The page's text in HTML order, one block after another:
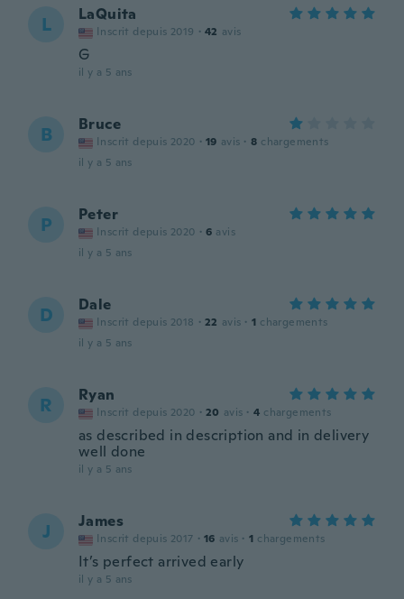
L LaQuita
Inscrit depuis 2019 · 42 avis
G
il y a 5 ans
B Bruce
Inscrit depuis 2020 · 19 avis · 8 chargements
il y a 5 ans
P Peter
Inscrit depuis 2020 · 6 avis
il y a 5 ans
D Dale
Inscrit depuis 2018 · 22 avis · 1 chargements
il y a 5 ans
R Ryan
Inscrit depuis 2020 · 20 avis · 4 chargements
as described in description and in delivery
well done
il y a 5 ans
J James
Inscrit depuis 2017 · 16 avis · 1 chargements
It’s perfect arrived early
il y a 5 ans